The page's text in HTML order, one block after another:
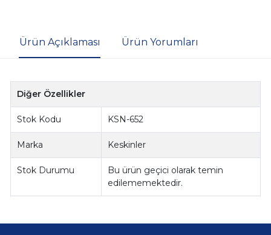
Ürün Açıklaması Ürün Yorumları
Diğer Özellikler
Stok Kodu KSN-652
Marka Keskinler
Stok Durumu
Bu ürün geçici olarak temin
edilememektedir.